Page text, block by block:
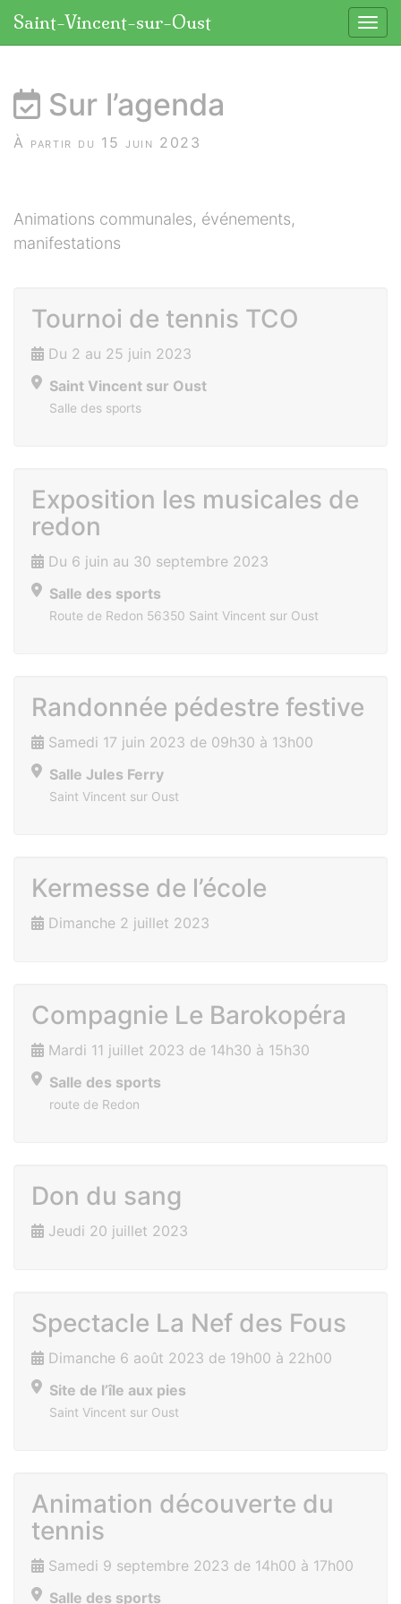
Saint-Vincent-sur-Oust
Sur l’agenda
À partir du 15 juin 2023
Animations communales, événements,
manifestations
Tournoi de tennis TCO
Du 2 au 25 juin 2023
Saint Vincent sur Oust
Salle des sports
Exposition les musicales de
redon
Du 6 juin au 30 septembre 2023
Salle des sports
Route de Redon 56350 Saint Vincent sur Oust
Randonnée pédestre festive
Samedi 17 juin 2023 de 09h30 à 13h00
Salle Jules Ferry
Saint Vincent sur Oust
Kermesse de l’école
Dimanche 2 juillet 2023
Compagnie Le Barokopéra
Mardi 11 juillet 2023 de 14h30 à 15h30
Salle des sports
route de Redon
Don du sang
Jeudi 20 juillet 2023
Spectacle La Nef des Fous
Dimanche 6 août 2023 de 19h00 à 22h00
Site de l’île aux pies
Saint Vincent sur Oust
Animation découverte du
tennis
Samedi 9 septembre 2023 de 14h00 à 17h00
Salle des sports
Panneau de gestion des cookies